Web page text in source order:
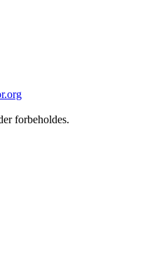
forbeholdes.